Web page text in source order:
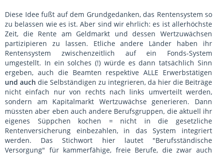
Diese Idee fußt auf dem Grundgedanken, das Rentensystem so
zu belassen wie es ist. Aber sind wir ehrlich: es ist allerhöchste
Zeit, die Rente am Geldmarkt und dessen Wertzuwächsen
partizipieren zu lassen. Etliche andere Länder haben ihr
Rentensystem zwischenzeitlich auf ein Fonds-System
umgestellt. In ein solches (!) würde es dann tatsächlich Sinn
ergeben, auch die Beamten respektive ALLE Erwerbstätigen
und auch die Selbständigen zu integrieren, da hier die Beiträge
nicht einfach nur von rechts nach links umverteilt werden,
sondern am Kapitalmarkt Wertzuwächse generieren. Dann
müssten aber eben auch andere Berufsgruppen, die aktuell ihr
eigenes Süppchen kochen = nicht in die gesetzliche
Rentenversicherung einbezahlen, in das System integriert
werden. Das Stichwort hier lautet "Berufsständische
Versorgung" für kammerfähige, freie Berufe, die zwar auch